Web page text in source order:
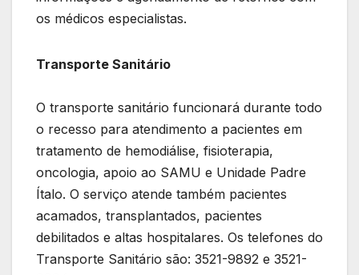
os médicos especialistas.
Transporte Sanitário
O transporte sanitário funcionará durante todo
o recesso para atendimento a pacientes em
tratamento de hemodiálise, fisioterapia,
oncologia, apoio ao SAMU e Unidade Padre
Ítalo. O serviço atende também pacientes
acamados, transplantados, pacientes
debilitados e altas hospitalares. Os telefones do
Transporte Sanitário são: 3521-9892 e 3521-